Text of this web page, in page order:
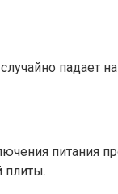
падает
плиты.